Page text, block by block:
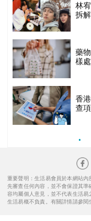
林
拆
藥
樣
香
查
重要聲明：生活易會員於本網站
先審查任何內容，並不會保證其
容均屬個人意見，並不代表生活易
生活易概不負責。有關詳情請參閱